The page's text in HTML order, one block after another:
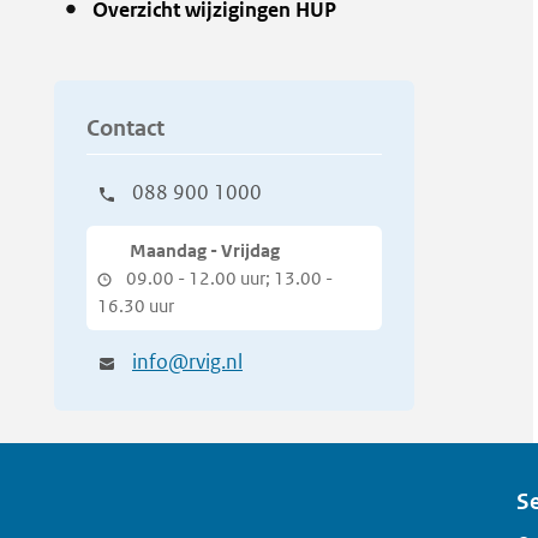
Overzicht wijzigingen HUP
Contact
088 900 1000
Maandag - Vrijdag
09.00 - 12.00 uur; 13.00 -
16.30 uur
info@rvig.nl